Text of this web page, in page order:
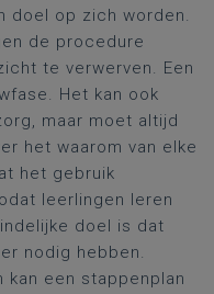
doel op zich worden.
de procedure
te verwerven. Een
Het kan ook
maar moet altijd
het waarom van elke
het gebruik
leerlingen leren
doel is dat
nodig hebben.
kan een stappenplan